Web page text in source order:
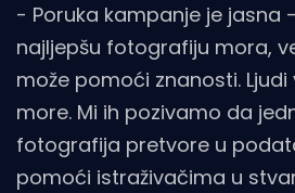
- Poruka kampanje je jasna
najljepšu fotografiju mora,
može pomoći znanosti.
more. Mi ih pozivamo da
fotografija pretvore u
pomoći istraživačima u